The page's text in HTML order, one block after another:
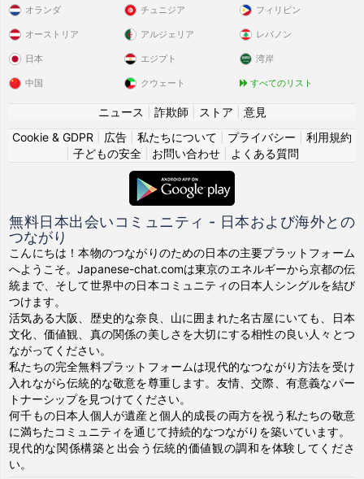
オランダ
オーストリア
日本
中国
チュニジア
アルジェリア
エジプト
クウェート
フィリピン
レバノン
湾岸
すべてのリスト
ニュース 詐欺師 ストア
意見
Cookie & GDPR
広告 私たちについて プライバシー
利用規約
子どもの安全| お問い合わせ| よくある質問
無料日本出会いコミュニティ - 日本および海外との
つながり
こんにちは！本物のつながりのための日本の主要プラットフォーム
へようこそ。Japanese-chat.comは東京のエネルギーから京都の伝
統まで、そして世界中の日本コミュニティの日本人シングルを結び
つけます。
活気ある大阪、歴史的な奈良、山に囲まれた名古屋にいても、日本
文化、価値観、真の関係の美しさを大切にする相性の良い人々とつ
ながってください。
私たちの完全無料プラットフォームは現代的なつながり方法を受け
入れながら伝統的な敬意を尊重します。友情、交際、有意義なパー
トナーシップを見つけてください。
何千もの日本人個人が遺産と個人的成長の両方を祝う私たちの敬意
に満ちたコミュニティを通じて持続的なつながりを築いています。
現代的な関係構築と出会う伝統的価値観の調和を体験してくださ
い。